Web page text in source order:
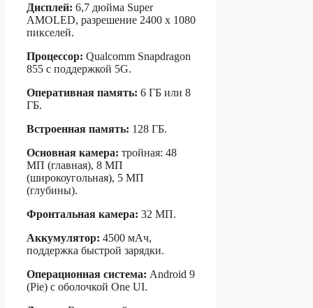
Дисплей: 6,7 дюйма Super
AMOLED, разрешение 2400 x 1080
пикселей.
Процессор: Qualcomm Snapdragon
855 с поддержкой 5G.
Оперативная память: 6 ГБ или 8
ГБ.
Встроенная память: 128 ГБ.
Основная камера: тройная: 48
МП (главная), 8 МП
(широкоугольная), 5 МП
(глубины).
Фронтальная камера: 32 МП.
Аккумулятор: 4500 мАч,
поддержка быстрой зарядки.
Операционная система: Android 9
(Pie) с оболочкой One UI.